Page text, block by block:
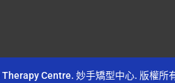
Centre. 妙手矯型中心. 版權所